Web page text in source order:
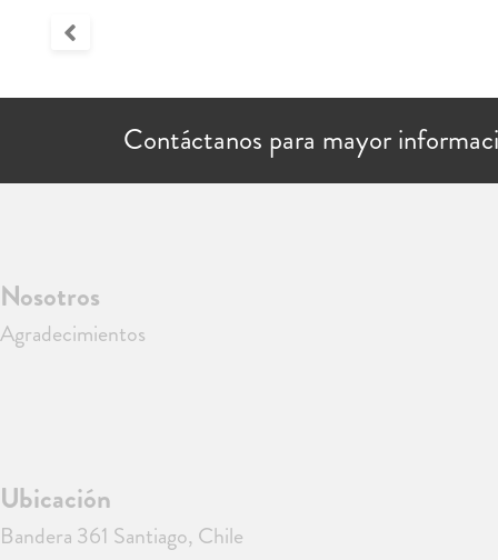
Contáctanos para mayor
Nosotros
Agradecimientos
Ubicación
Bandera 361 Santiago, Chile